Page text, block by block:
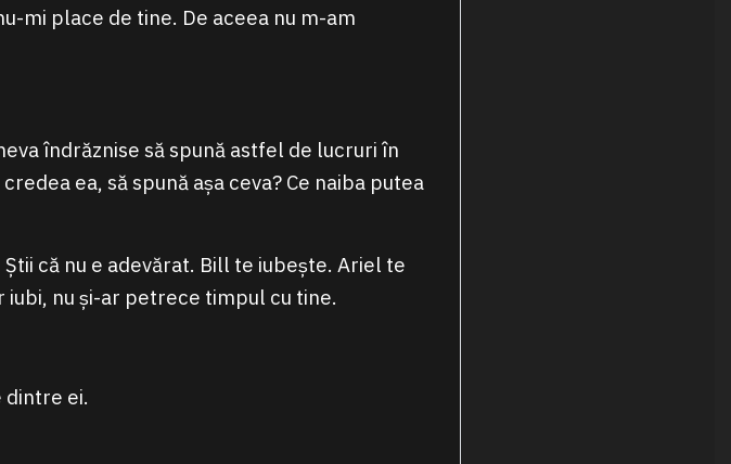
mi place de tine. De aceea nu m-am
îndrăznise să spună astfel de lucruri în
ea, să spună așa ceva? Ce naiba putea
că nu e adevărat. Bill te iubește. Ariel te
iubi, nu și-ar petrece timpul cu tine.
dintre ei.